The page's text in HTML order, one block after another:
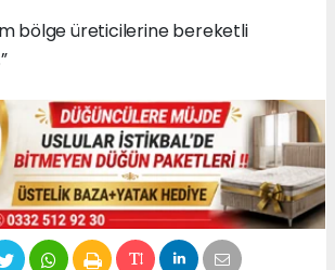
bölge üreticilerine bereketli